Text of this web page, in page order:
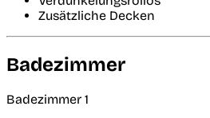
Zusätzliche Decken
Badezimmer
Badezimmer 1